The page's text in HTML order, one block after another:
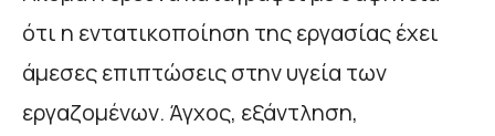
ότι η εντατικοποίηση της εργασίας έχει
άμεσες επιπτώσεις στην υγεία των
εργαζομένων. Άγχος, εξάντληση,